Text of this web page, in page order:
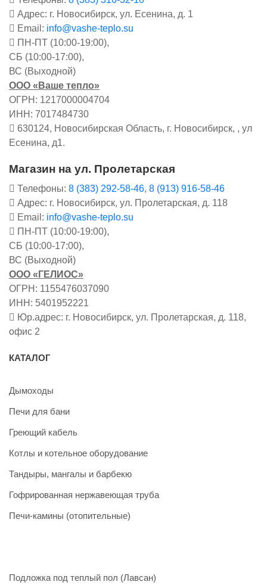
Адрес: г. Новосибирск, ул. Есенина, д. 1
Email: info@vashe-teplo.su
ПН-ПТ (10:00-19:00),
СБ (10:00-17:00),
ВС (Выходной)
ООО «Ваше тепло»
ОГРН: 1217000004704
ИНН: 7017484730
630124, Новосибирская Область, г. Новосибирск, , ул
Есенина, д1.
Магазин на ул. Пролетарская
Телефоны: 8 (383) 292-58-46, 8 (913) 916-58-46
Адрес: г. Новосибирск, ул. Пролетарская, д. 118
Email: info@vashe-teplo.su
ПН-ПТ (10:00-19:00),
СБ (10:00-17:00),
ВС (Выходной)
ООО «ГЕЛИОС»
ОГРН: 1155476037090
ИНН: 5401952221
Юр.адрес: г. Новосибирск, ул. Пролетарская, д. 118,
офис 2
КАТАЛОГ
Дымоходы
Печи для бани
Греющий кабель
Котлы и котельное оборудование
Тандыры, мангалы и барбекю
Гофрированная нержавеющая труба
Печи-камины (отопительные)
Подложка под теплый пол (Лавсан)